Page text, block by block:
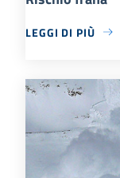
LEGGI DI PIÙ